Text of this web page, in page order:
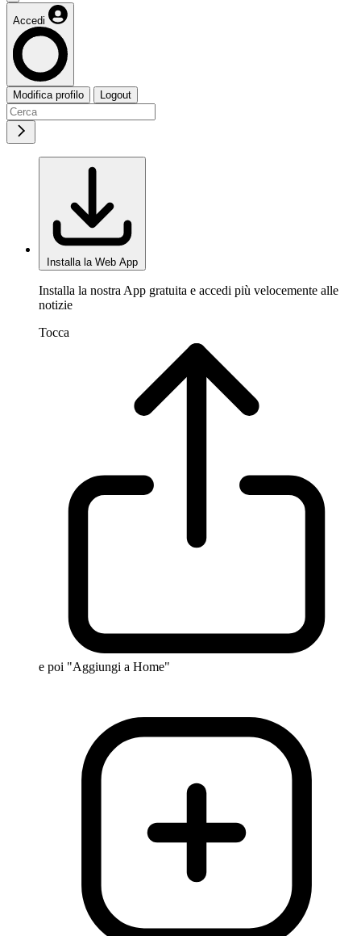
Accedi
Modifica profilo Logout
Installa la Web App
Installa la nostra App gratuita e accedi più velocemente alle
notizie
Tocca
e poi "Aggiungi a Home"